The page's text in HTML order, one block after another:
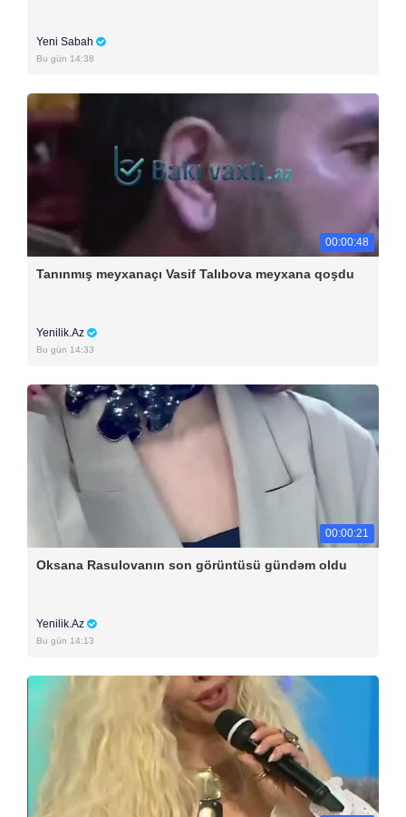
Yeni Sabah
Bu gün 14:38
00:00:48
Tanınmış meyxanaçı Vasif Talıbova meyxana qoşdu
Yenilik.Az
Bu gün 14:33
00:00:21
Oksana Rasulovanın son görüntüsü gündəm oldu
Yenilik.Az
Bu gün 14:13